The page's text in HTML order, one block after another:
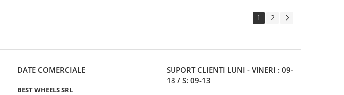
1 2
DATE COMERCIALE
BEST WHEELS SRL
SUPORT CLIENTI LUNI - VINERI : 09-
18 / S: 09-13